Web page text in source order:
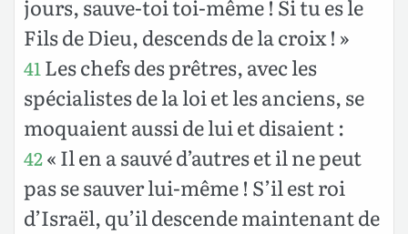
jours, sauve-toi toi-même ! Si tu es le
Fils de Dieu, descends de la croix ! »
41 Les chefs des prêtres, avec les
spécialistes de la loi et les anciens, se
moquaient aussi de lui et disaient :
42« Il en a sauvé d’autres et il ne peut
pas se sauver lui-même ! S’il est roi
d’Israël, qu’il descende maintenant de